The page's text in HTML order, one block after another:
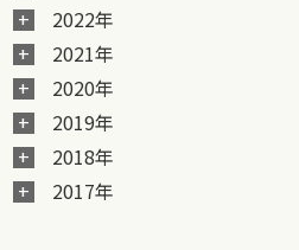
2022年
2021年
2020年
2019年
2018年
2017年